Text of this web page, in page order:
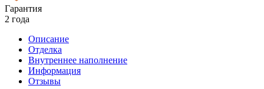
Гарантия
2 года
Описание
Отделка
Внутреннее наполнение
Информация
Отзывы